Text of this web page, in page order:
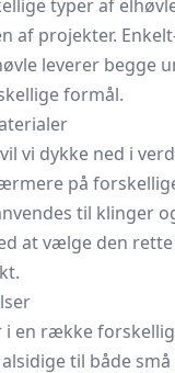
typer af
af projekter.
leverer begge
formål.
vi dykke ned i
på
til klinger
at vælge den
i en række
til både